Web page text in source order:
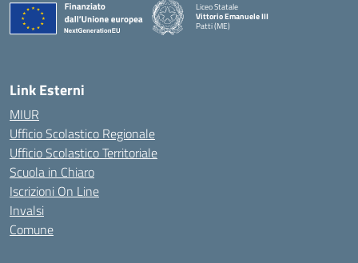
Liceo Statale
Vittorio Emanuele III
Patti (ME)
Link Esterni
MIUR
Ufficio Scolastico Regionale
Ufficio Scolastico Territoriale
Scuola in Chiaro
Iscrizioni On Line
Invalsi
Comune